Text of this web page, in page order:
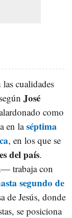
cualidades
José
como
en laséptima
, en los que se
del país.
trabaja con
segundo de
de Jesús, donde
se posiciona